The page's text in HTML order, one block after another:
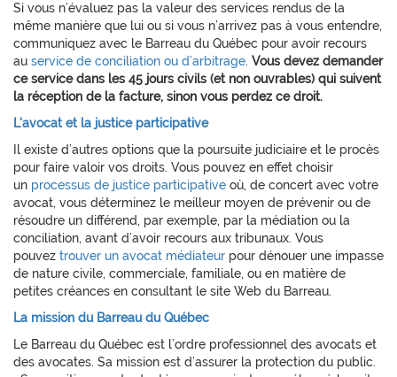
Si vous n’évaluez pas la valeur des services rendus de la
même manière que lui ou si vous n’arrivez pas à vous entendre,
communiquez avec le Barreau du Québec pour avoir recours
au service de conciliation ou d’arbitrage. Vous devez demander
ce service dans les 45 jours civils (et non ouvrables) qui suivent
la réception de la facture, sinon vous perdez ce droit.
L'avocat et la justice participative
Il existe d’autres options que la poursuite judiciaire et le procès
pour faire valoir vos droits. Vous pouvez en effet choisir
un processus de justice participative où, de concert avec votre
avocat, vous déterminez le meilleur moyen de prévenir ou de
résoudre un différend, par exemple, par la médiation ou la
conciliation, avant d’avoir recours aux tribunaux. Vous
pouvez trouver un avocat médiateur pour dénouer une impasse
de nature civile, commerciale, familiale, ou en matière de
petites créances en consultant le site Web du Barreau.
La mission du Barreau du Québec
Le Barreau du Québec est l’ordre professionnel des avocats et
des avocates. Sa mission est d’assurer la protection du public.